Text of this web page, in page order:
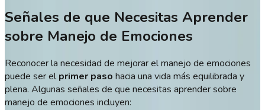
Señales de que Necesitas Aprender
sobre Manejo de Emociones
Reconocer la necesidad de mejorar el manejo de emociones
puede ser elprimer paso hacia una vida más equilibrada y
plena. Algunas señales de que necesitas aprender sobre
manejo de emociones incluyen: